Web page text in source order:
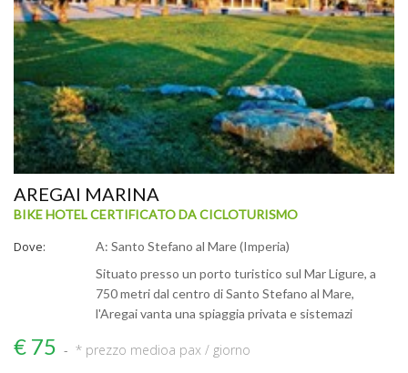
AREGAI MARINA
BIKE HOTEL CERTIFICATO DA CICLOTURISMO
Dove:
A: Santo Stefano al Mare (Imperia)
Situato presso un porto turistico sul Mar Ligure, a
750 metri dal centro di Santo Stefano al Mare,
l'Aregai vanta una spiaggia privata e sistemazi
€ 75 * prezzo medioa pax / giorno